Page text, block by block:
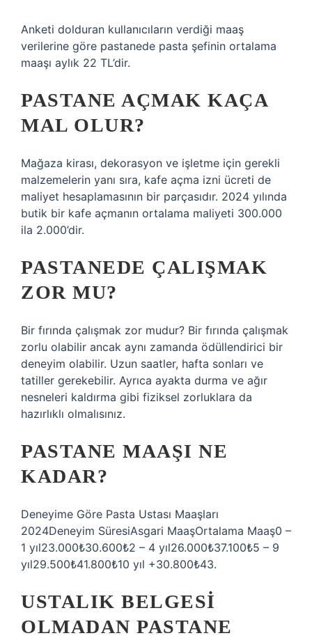
Anketi dolduran kullanıcıların verdiği maaş
verilerine göre pastanede pasta şefinin ortalama
maaşı aylık 22 TL’dir.
PASTANE AÇMAK KAÇA
MAL OLUR?
Mağaza kirası, dekorasyon ve işletme için gerekli
malzemelerin yanı sıra, kafe açma izni ücreti de
maliyet hesaplamasının bir parçasıdır. 2024 yılında
butik bir kafe açmanın ortalama maliyeti 300.000
ila 2.000’dir.
PASTANEDE ÇALIŞMAK
ZOR MU?
Bir fırında çalışmak zor mudur? Bir fırında çalışmak
zorlu olabilir ancak aynı zamanda ödüllendirici bir
deneyim olabilir. Uzun saatler, hafta sonları ve
tatiller gerekebilir. Ayrıca ayakta durma ve ağır
nesneleri kaldırma gibi fiziksel zorluklara da
hazırlıklı olmalısınız.
PASTANE MAAŞI NE
KADAR?
Deneyime Göre Pasta Ustası Maaşları
2024Deneyim SüresiAsgari MaaşOrtalama Maaş0 –
1 yıl23.000₺30.600₺2 – 4 yıl26.000₺37.100₺5 – 9
yıl29.500₺41.800₺10 yıl +30.800₺43.
USTALIK BELGESI
OLMADAN PASTANE